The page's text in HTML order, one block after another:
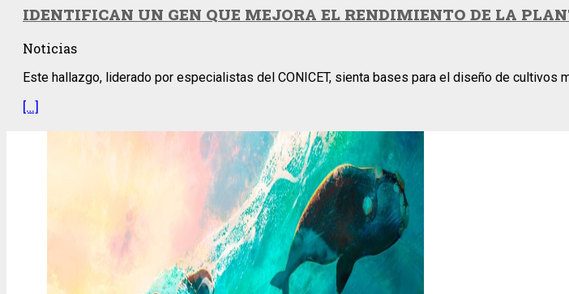
IDENTIFICAN UN GEN QUE MEJORA EL RENDIMIENTO DE LA
Noticias
Este hallazgo, liderado por especialistas del CONICET, sienta bases para el diseño de cultivos
[…]